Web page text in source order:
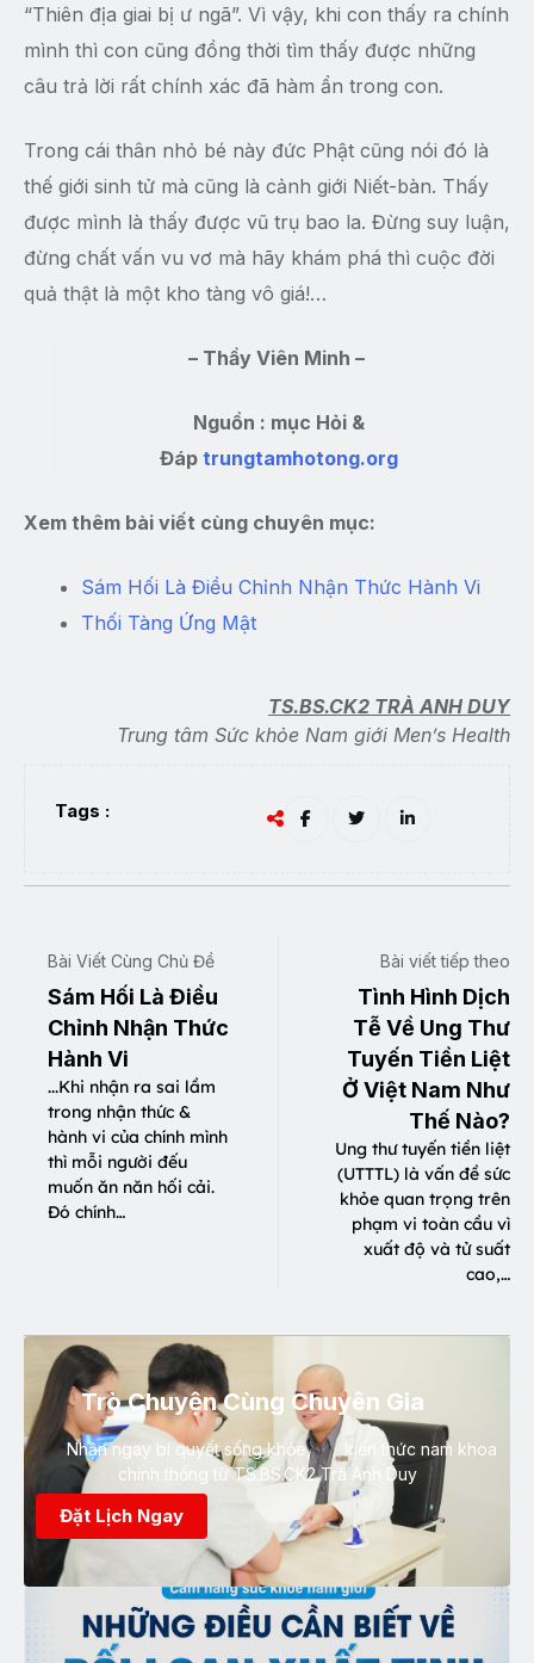
“Thiên địa giai bị ư ngã”. Vì vậy, khi con thấy ra chính
mình thì con cũng đồng thời tìm thấy được những
câu trả lời rất chính xác đã hàm ẩn trong con.
Trong cái thân nhỏ bé này đức Phật cũng nói đó là
thế giới sinh tử mà cũng là cảnh giới Niết-bàn. Thấy
được mình là thấy được vũ trụ bao la. Đừng suy luận,
đừng chất vấn vu vơ mà hãy khám phá thì cuộc đời
quả thật là một kho tàng vô giá!…
– Thầy Viên Minh –
Nguồn : mục Hỏi &
Đáp trungtamhotong.org
Xem thêm bài viết cùng chuyên mục:
Sám Hối Là Điều Chỉnh Nhận Thức Hành Vi
Thối Tàng Ứng Mật
TS.BS.CK2 TRÀ ANH DUY
Trung tâm Sức khỏe Nam giới Men’s Health
Tags :
Bài Viết Cùng Chủ Đề
Sám Hối Là Điều
Chỉnh Nhận Thức
Hành Vi
...Khi nhận ra sai lầm
trong nhận thức &
hành vi của chính mình
thì mỗi người đếu
muốn ăn năn hối cải.
Đó chính…
Bài viết tiếp theo
Tình Hình Dịch
Tễ Về Ung Thư
Tuyến Tiền Liệt
Ở Việt Nam Như
Thế Nào?
Ung thư tuyến tiền liệt
(UTTTL) là vấn đề sức
khỏe quan trọng trên
phạm vi toàn cầu vì
xuất độ và tử suất
cao,…
Trò Chuyện Cùng Chuyên Gia
Nhận ngay bí quyết sống khỏe, kiến thức nam khoa
chính thống từ TS.BS.CK2 Trà Anh Duy
Đặt Lịch Ngay